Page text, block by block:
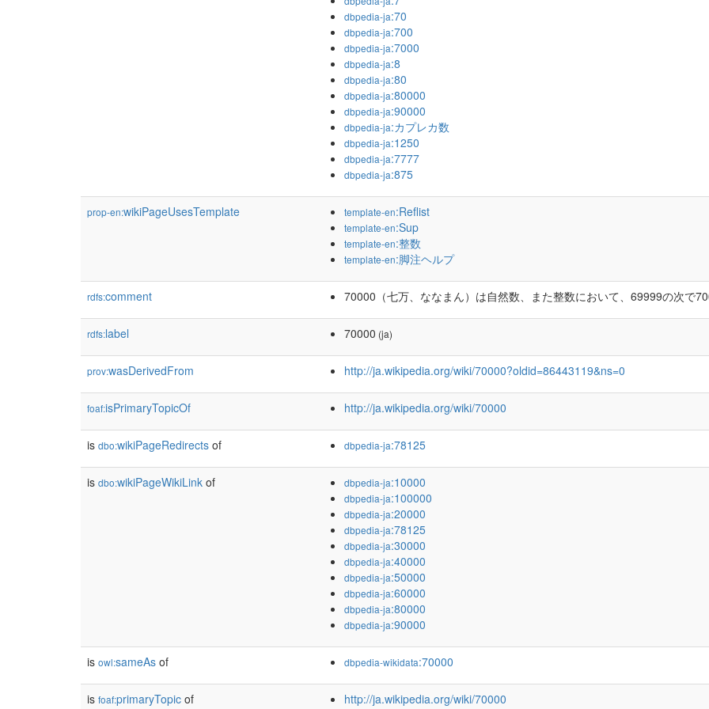
dbpedia-ja:70
dbpedia-ja:700
dbpedia-ja:7000
dbpedia-ja:8
dbpedia-ja:80
dbpedia-ja:80000
dbpedia-ja:90000
dbpedia-ja:カプレカ数
dbpedia-ja:1250
dbpedia-ja:7777
dbpedia-ja:875
prop-en:wikiPageUsesTemplate template-en:Reflist
template-en:Sup
template-en:整数
template-en:脚注ヘルプ
rdfs:comment 70000（七万、ななまん）は自然数、また整数において、69999の次で
rdfs:label 70000 (ja)
prov:wasDerivedFrom http://ja.wikipedia.org/wiki/70000?oldid=86443119&ns=0
foaf:isPrimaryTopicOf http://ja.wikipedia.org/wiki/70000
is dbo:wikiPageRedirects of dbpedia-ja:78125
is dbo:wikiPageWikiLink of dbpedia-ja:10000
dbpedia-ja:100000
dbpedia-ja:20000
dbpedia-ja:78125
dbpedia-ja:30000
dbpedia-ja:40000
dbpedia-ja:50000
dbpedia-ja:60000
dbpedia-ja:80000
dbpedia-ja:90000
is owl:sameAs of dbpedia-wikidata:70000
is foaf:primaryTopic of http://ja.wikipedia.org/wiki/70000